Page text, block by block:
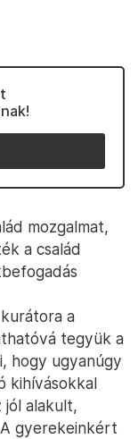
mozgalmat,
a család
a
tegyük a
hogy ugyanúgy
kihívásokkal
jól alakult,
gyerekeinkért